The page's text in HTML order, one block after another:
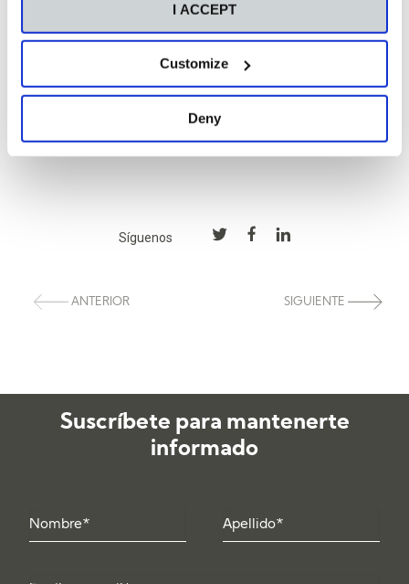
I ACCEPT
Customize
Deny
Síguenos
ANTERIOR SIGUIENTE
Suscríbete para mantenerte
informado